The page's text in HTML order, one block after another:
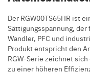
Der RGW00TS65HR ist
Sättigungsspannung, der
Wandler, PFC und
Produkt entspricht den
RGW-Serie zeichnet
zu einer höheren